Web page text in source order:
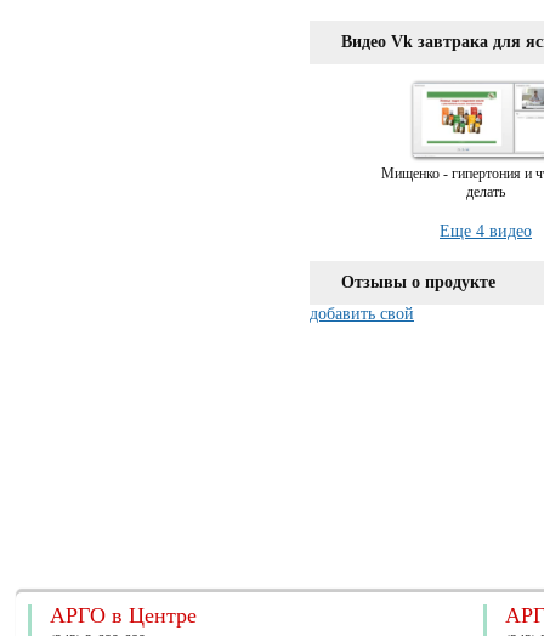
Видео Vk завтрака для
Мищенко - гипертония и
делать
Еще 4 видео
Отзывы о продукте
добавить свой
АРГО в Центре